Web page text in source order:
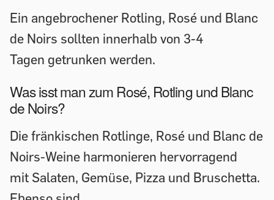
Ein angebrochener Rotling, Rosé und Blanc
de Noirs sollten innerhalb von 3-4
Tagen getrunken werden.
Was isst man zum Rosé, Rotling und Blanc
de Noirs?
Die fränkischen Rotlinge, Rosé und Blanc de
Noirs-Weine harmonieren hervorragend
mit Salaten, Gemüse, Pizza und Bruschetta.